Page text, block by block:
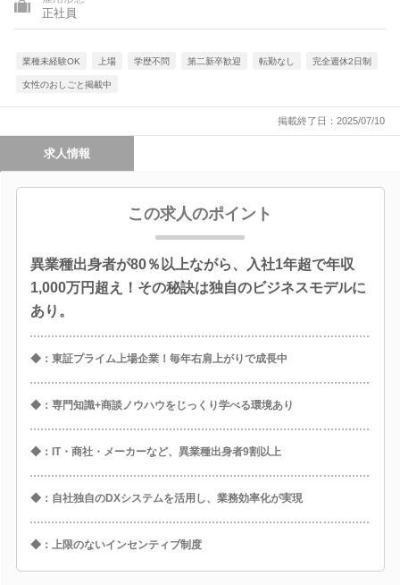
正社員
業種未経験OK 上場 学歴不問 第二新卒歓迎 転勤なし 完全週休2日制
女性のおしごと掲載中
掲載終了日：2025/07/10
求人情報
この求人のポイント
異業種出身者が80％以上ながら、入社1年超で年収
1,000万円超え！その秘訣は独自のビジネスモデルに
あり。
◆：東証プライム上場企業！毎年右肩上がりで成長中
◆：専門知識+商談ノウハウをじっくり学べる環境あり
◆：IT・商社・メーカーなど、異業種出身者9割以上
◆：自社独自のDXシステムを活用し、業務効率化が実現
◆：上限のないインセンティブ制度